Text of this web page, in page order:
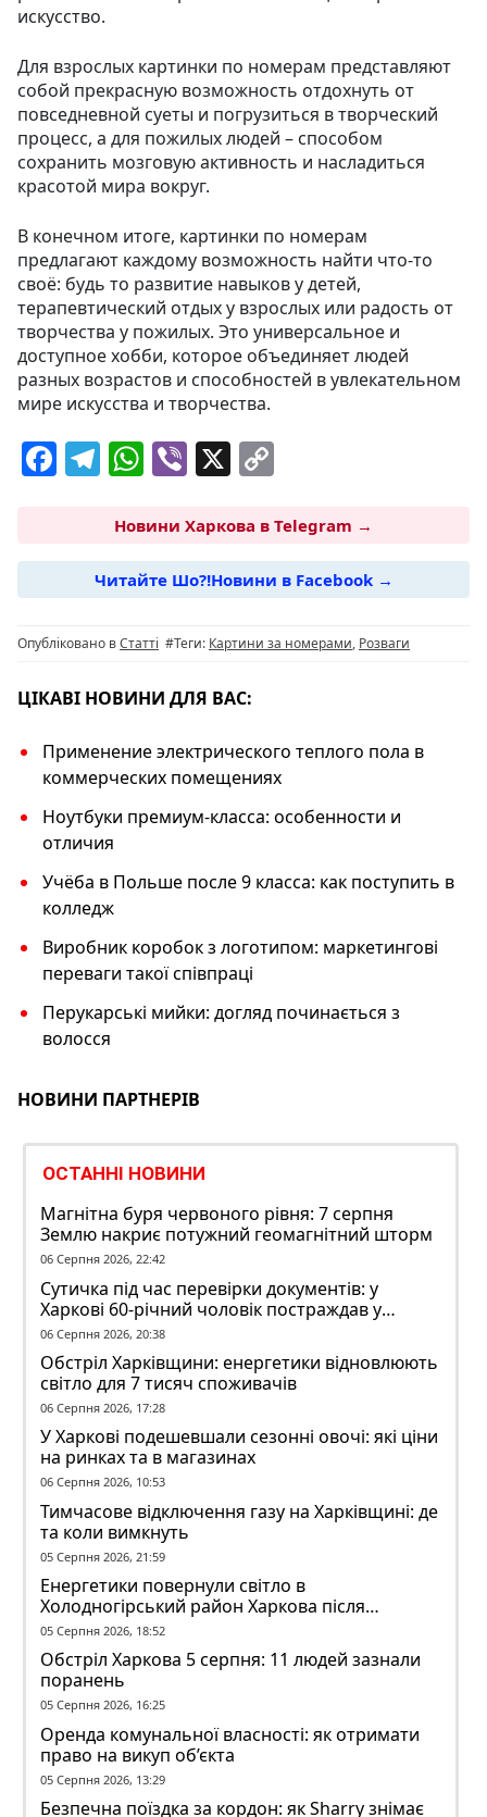
искусство.
Для взрослых картинки по номерам представляют
собой прекрасную возможность отдохнуть от
повседневной суеты и погрузиться в творческий
процесс, а для пожилых людей – способом
сохранить мозговую активность и насладиться
красотой мира вокруг.
В конечном итоге, картинки по номерам
предлагают каждому возможность найти что-то
своё: будь то развитие навыков у детей,
терапевтический отдых у взрослых или радость от
творчества у пожилых. Это универсальное и
доступное хобби, которое объединяет людей
разных возрастов и способностей в увлекательном
мире искусства и творчества.
F
e
b
o
k
T
e
g
ra
m
W
at
s
A
p
Vi
er
X
p
y
Li
n
Новини Харкова в Telegram →
Читайте Шо?!Новини в Facebook →
Опубліковано вСтатті #Теги: Картини за номерами, Розваги
ЦІКАВІ НОВИНИ ДЛЯ ВАС:
Применение электрического теплого пола в
коммерческих помещениях
Ноутбуки премиум-класса: особенности и
отличия
Учёба в Польше после 9 класса: как поступить в
колледж
Виробник коробок з логотипом: маркетингові
переваги такої співпраці
Перукарські мийки: догляд починається з
волосся
НОВИНИ ПАРТНЕРІВ
ОСТАННІ НОВИНИ
Магнітна буря червоного рівня: 7 серпня
Землю накриє потужний геомагнітний шторм
06 Серпня 2026, 22:42
Сутичка під час перевірки документів: у
Харкові 60-річний чоловік постраждав у
конфлікті з ТЦК
06 Серпня 2026, 20:38
Обстріл Харківщини: енергетики відновлюють
світло для 7 тисяч споживачів
06 Серпня 2026, 17:28
У Харкові подешевшали сезонні овочі: які ціни
на ринках та в магазинах
06 Серпня 2026, 10:53
Тимчасове відключення газу на Харківщині: де
та коли вимкнуть
05 Серпня 2026, 21:59
Енергетики повернули світло в
Холодногірський район Харкова після
ворожого обстрілу
05 Серпня 2026, 18:52
Обстріл Харкова 5 серпня: 11 людей зазнали
поранень
05 Серпня 2026, 16:25
Оренда комунальної власності: як отримати
право на викуп об’єкта
05 Серпня 2026, 13:29
Безпечна поїздка за кордон: як Sharry знімає